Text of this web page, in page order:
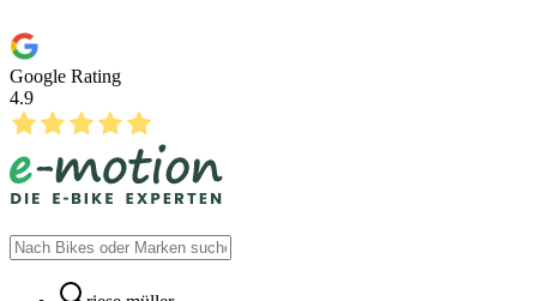
Google Rating
4.9